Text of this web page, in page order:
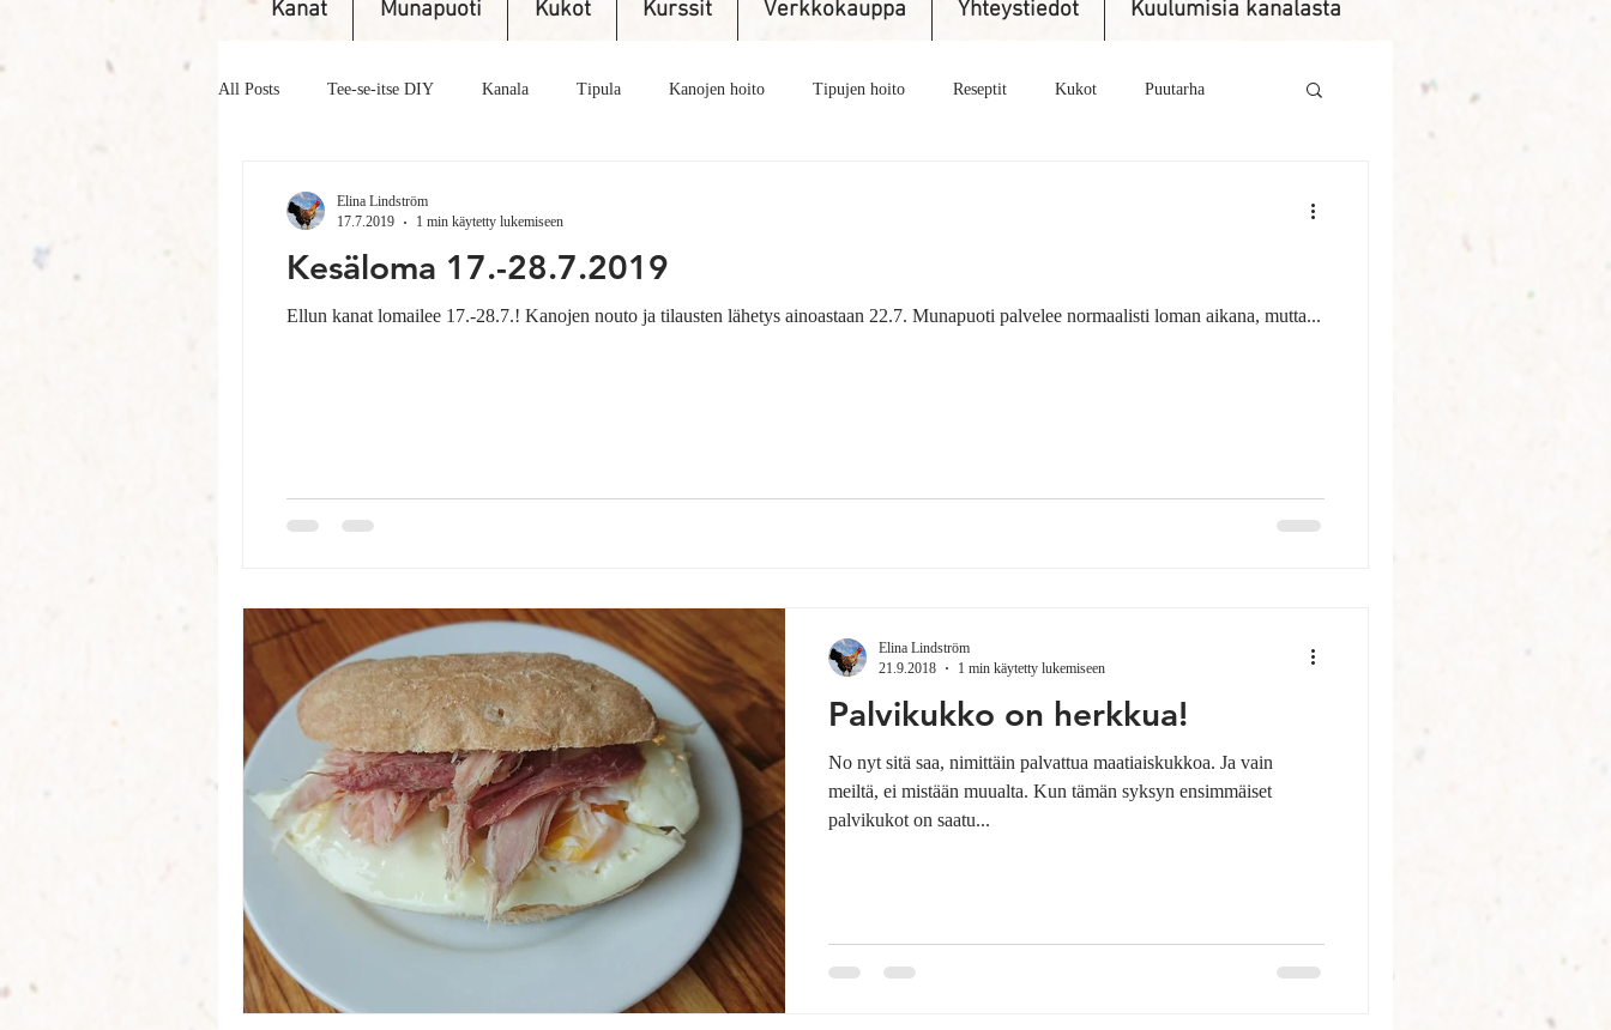
Kanat Munapuoti Kukot Kurssit Verkkokauppa Yhteystiedot Kuulumisia kanalasta
All Posts Tee-se-itse DIY Kanala Tipula Kanojen hoito Tipujen hoito Reseptit Kukot Puutarha
Pienkanala- kurssi Kesäkana Nettikauppa
Kesäloma 17.-28.7.2019
Ellun kanat lomailee 17.-28.7.! Kanojen nouto ja tilausten lähetys ainoastaan 22.7. Munapuoti palvelee normaalisti loman aikana, mutta...
Elina Lindström
17.7.2019
1 min käytetty lukemiseen
Palvikukko on herkkua!
No nyt sitä saa, nimittäin palvattua maatiaiskukkoa. Ja vain
meiltä, ei mistään muualta. Kun tämän syksyn ensimmäiset
palvikukot on saatu...
Elina Lindström
21.9.2018
1 min käytetty lukemiseen